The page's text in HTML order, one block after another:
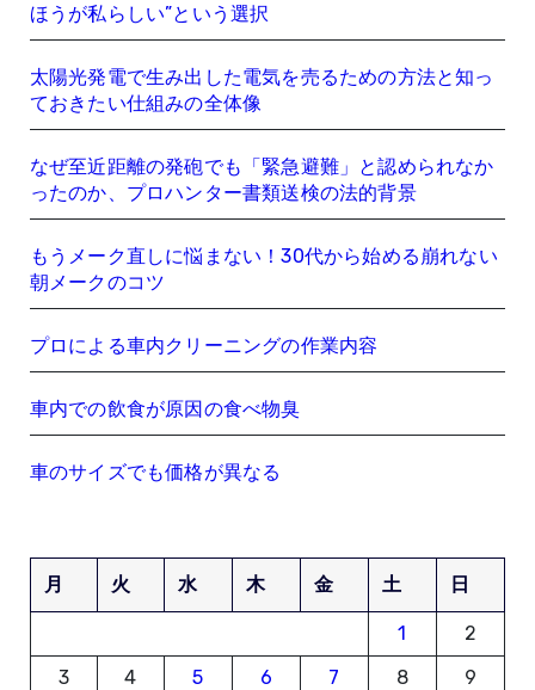
ほうが私らしい”という選択
太陽光発電で生み出した電気を売るための方法と知っ
ておきたい仕組みの全体像
なぜ至近距離の発砲でも「緊急避難」と認められなか
ったのか、プロハンター書類送検の法的背景
もうメーク直しに悩まない！30代から始める崩れない
朝メークのコツ
プロによる車内クリーニングの作業内容
車内での飲食が原因の食べ物臭
車のサイズでも価格が異なる
月 火 水 木 金 土 日
1
2
3
4 5 6 7 8
9